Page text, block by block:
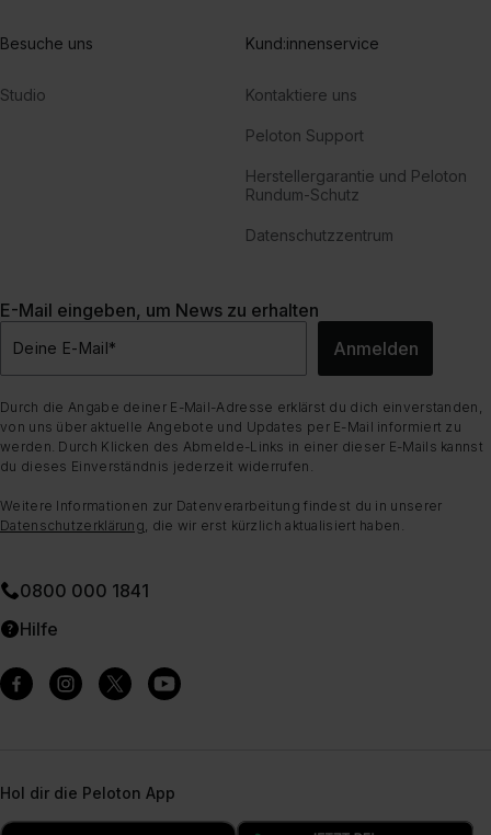
Besuche uns
Studio
Kund:innenservice
Kontaktiere uns
Peloton Support
Herstellergarantie und Peloton
Rundum-Schutz
Datenschutzzentrum
E-Mail eingeben, um News zu erhalten
Deine E-Mail* Anmelden
Durch die Angabe deiner E-Mail-Adresse erklärst du dich einverstanden,
von uns über aktuelle Angebote und Updates per E-Mail informiert zu
werden. Durch Klicken des Abmelde-Links in einer dieser E-Mails kannst
du dieses Einverständnis jederzeit widerrufen.
Weitere Informationen zur Datenverarbeitung findest du in unserer
Datenschutzerklärung , die wir erst kürzlich aktualisiert haben.
0800 000 1841
Hilfe
Hol dir die Peloton App